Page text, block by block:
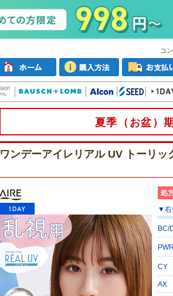
コ
夏季（お盆）
ワンデーアイレリアル UV トーリッ
処
▼右
BC/
PWR
CY
AX